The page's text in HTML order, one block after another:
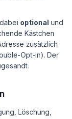
optional und
Kästchen
zusätzlich
Opt-in). Der
Löschung,